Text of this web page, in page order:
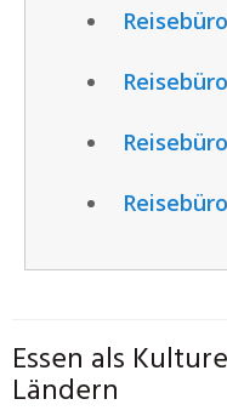
Essen als
Ländern